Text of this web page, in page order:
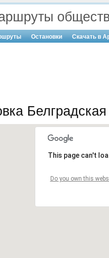
Остановки Скачать в
This page can't
Do you own this